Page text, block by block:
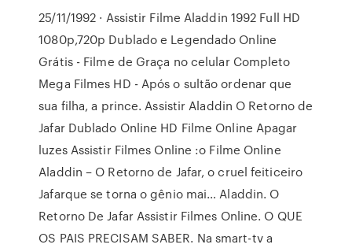
25/11/1992 · Assistir Filme Aladdin 1992 Full HD
1080p,720p Dublado e Legendado Online
Grátis - Filme de Graça no celular Completo
Mega Filmes HD - Após o sultão ordenar que
sua filha, a prince. Assistir Aladdin O Retorno de
Jafar Dublado Online HD Filme Online Apagar
luzes Assistir Filmes Online :o Filme Online
Aladdin – O Retorno de Jafar, o cruel feiticeiro
Jafarque se torna o gênio mai… Aladdin. O
Retorno De Jafar Assistir Filmes Online. O QUE
OS PAIS PRECISAM SABER. Na smart-tv a